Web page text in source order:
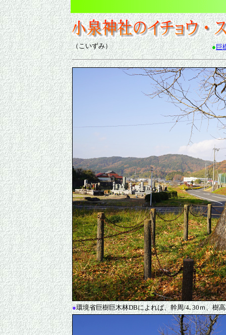
（こいずみ） ●巨
●環境省巨樹巨木林DBによれば、幹周/4.30ｍ、樹